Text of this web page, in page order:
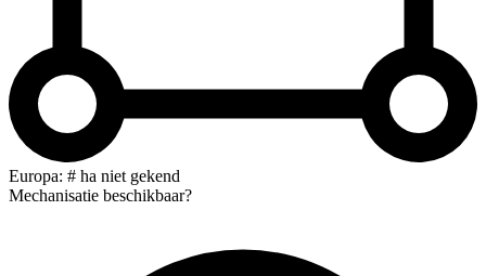
Europa: # ha niet gekend
Mechanisatie beschikbaar?